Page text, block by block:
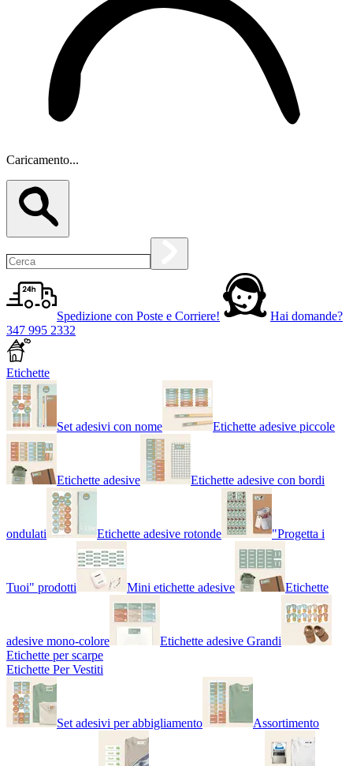
Caricamento...
Spedizione con Poste e Corriere!
Hai domande?
347 995 2332
Etichette
Set adesivi con nome Etichette adesive piccole
Etichette adesive Etichette adesive con bordi
ondulati Etichette adesive rotonde "Progetta i
Tuoi" prodotti Mini etichette adesive Etichette
adesive mono-colore
Etichette adesive Grandi
Etichette per scarpe
Etichette Per Vestiti
Set adesivi per abbigliamento Assortimento